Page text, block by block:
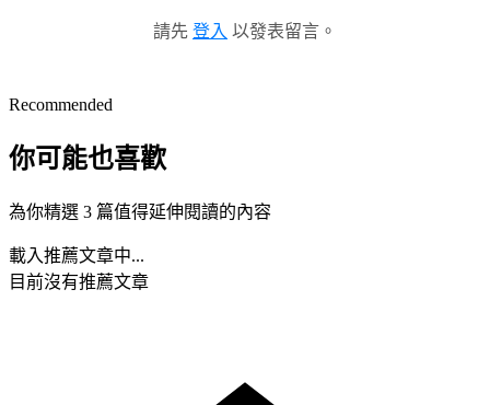
請先 登入 以發表留言。
Recommended
你可能也喜歡
為你精選 3 篇值得延伸閱讀的內容
載入推薦文章中...
目前沒有推薦文章